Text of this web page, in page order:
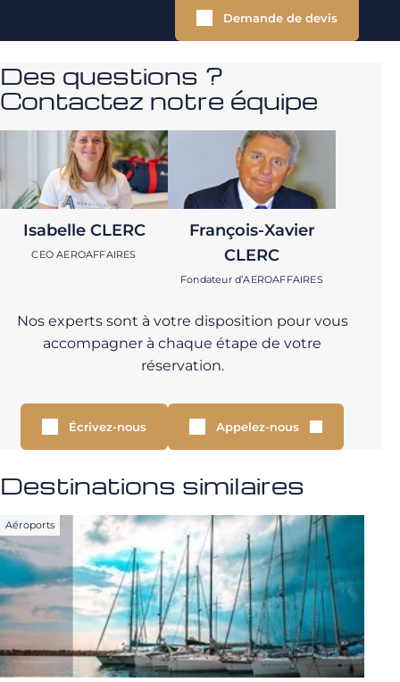
Demande de devis
Des questions ?
Contactez notre équipe
Isabelle CLERC
CEO AEROAFFAIRES
François-Xavier
CLERC
Fondateur d’AEROAFFAIRES
Nos experts sont à votre disposition pour vous
accompagner à chaque étape de votre
réservation.
Écrivez-nous Appelez-nous
Destinations similaires
Aéroports